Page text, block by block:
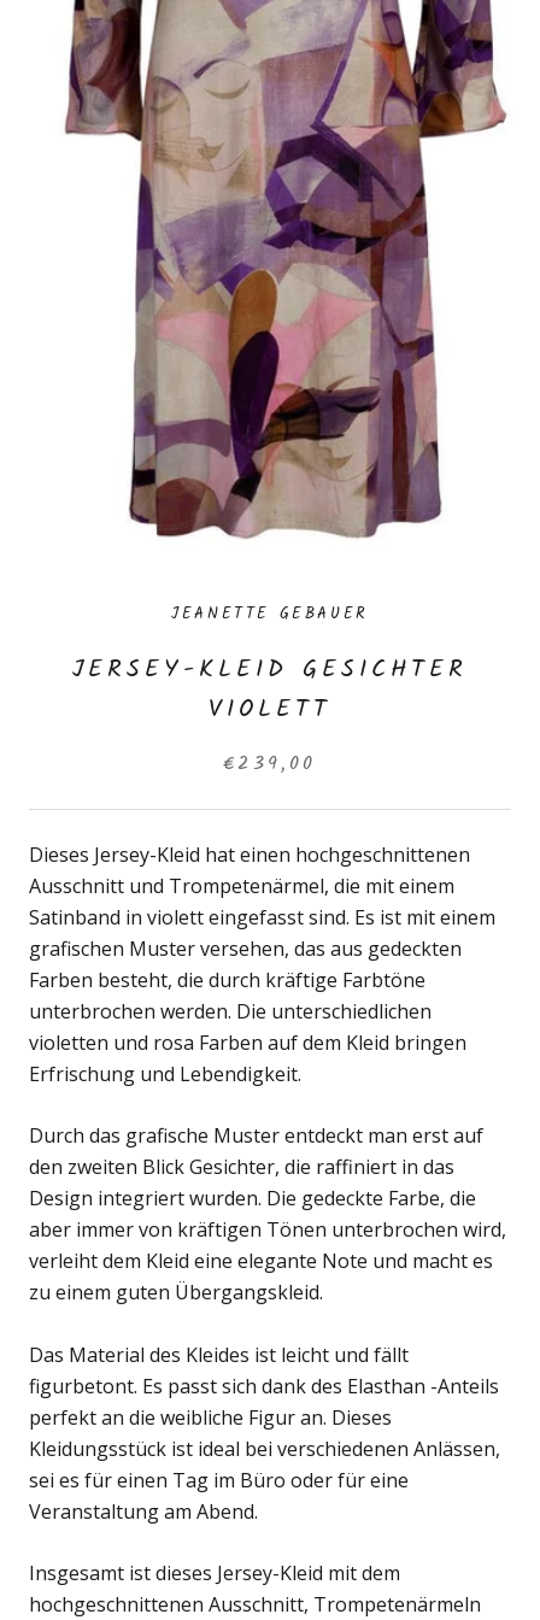
JEANETTE GEBAUER
JERSEY-KLEID GESICHTER
VIOLETT
€239,00
Dieses Jersey-Kleid hat einen hochgeschnittenen
Ausschnitt und Trompetenärmel, die mit einem
Satinband in violett eingefasst sind. Es ist mit einem
grafischen Muster versehen, das aus gedeckten
Farben besteht, die durch kräftige Farbtöne
unterbrochen werden. Die unterschiedlichen
violetten und rosa Farben auf dem Kleid bringen
Erfrischung und Lebendigkeit.
Durch das grafische Muster entdeckt man erst auf
den zweiten Blick Gesichter, die raffiniert in das
Design integriert wurden. Die gedeckte Farbe, die
aber immer von kräftigen Tönen unterbrochen wird,
verleiht dem Kleid eine elegante Note und macht es
zu einem guten Übergangskleid.
Das Material des Kleides ist leicht und fällt
figurbetont. Es passt sich dank des Elasthan -Anteils
perfekt an die weibliche Figur an. Dieses
Kleidungsstück ist ideal bei verschiedenen Anlässen,
sei es für einen Tag im Büro oder für eine
Veranstaltung am Abend.
Insgesamt ist dieses Jersey-Kleid mit dem
hochgeschnittenen Ausschnitt, Trompetenärmeln